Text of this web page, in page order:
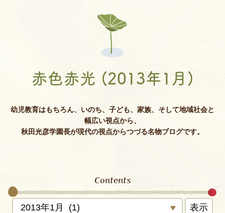
赤色赤光 (2013年1月)
幼児教育はもちろん、いのち、子ども、家族、そして地域社会と
幅広い視点から、
秋田光彦学園長が現代の視点からつづる名物ブログです。
Contents
表示